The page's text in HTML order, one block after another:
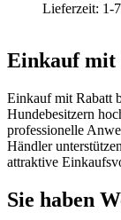
Lieferzeit: 1-
Einkauf mit
Einkauf mit Rabatt
Hundebesitzern
professionelle
Händler
attraktive
Sie haben